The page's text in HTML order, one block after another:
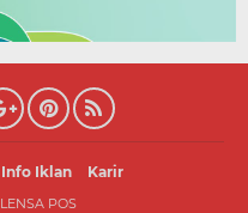
Info Iklan Karir
LENSA POS